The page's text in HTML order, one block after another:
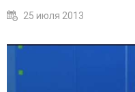
25 июля 2013